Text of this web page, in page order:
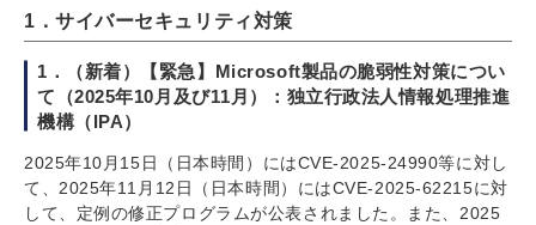
1．サイバーセキュリティ対策
1．（新着）【緊急】Microsoft製品の脆弱性対策につい
て（2025年10月及び11月）：独立行政法人情報処理推進
機構（IPA）
2025年10月15日（日本時間）にはCVE-2025-24990等に対し
て、2025年11月12日（日本時間）にはCVE-2025-62215に対
して、定例の修正プログラムが公表されました。また、2025